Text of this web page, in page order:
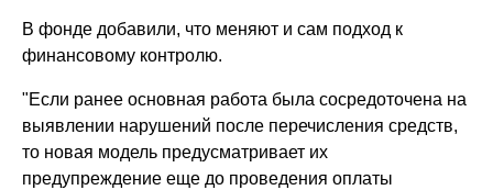
В фонде добавили, что меняют и сам подход к
финансовому контролю.
"Если ранее основная работа была сосредоточена на
выявлении нарушений после перечисления средств,
то новая модель предусматривает их
предупреждение еще до проведения оплаты